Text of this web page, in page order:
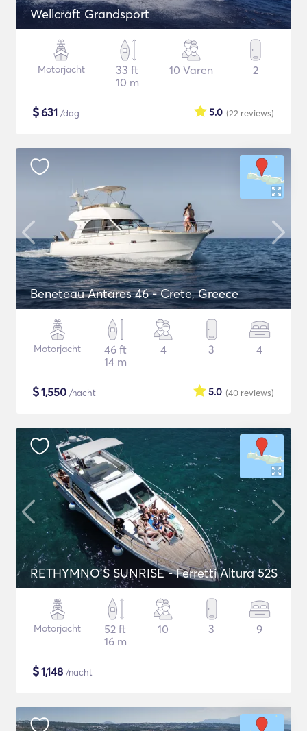
Wellcraft Grandsport
Motorjacht
33 ft
10 m
10 Varen 2
$631 /dag (22 reviews)
5.0
Beneteau Antares 46 - Crete, Greece
Motorjacht
46 ft
14 m
4 3 4
$1,550 /nacht (40 reviews)
5.0
RETHYMNO'S SUNRISE - Ferretti Altura 52S
Motorjacht
52 ft
16 m
10 3 9
$1,148 /nacht